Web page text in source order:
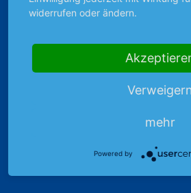
Abonnement kündigen
widerrufen oder ändern.
Verweigern
mehr
Powered by